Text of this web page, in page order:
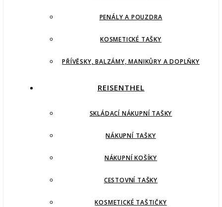
PENÁLY A POUZDRA
KOSMETICKÉ TAŠKY
PŘÍVĚSKY, BALZÁMY, MANIKŮRY A DOPLŇKY
REISENTHEL
SKLÁDACÍ NÁKUPNÍ TAŠKY
NÁKUPNÍ TAŠKY
NÁKUPNÍ KOŠÍKY
CESTOVNÍ TAŠKY
KOSMETICKÉ TAŠTIČKY